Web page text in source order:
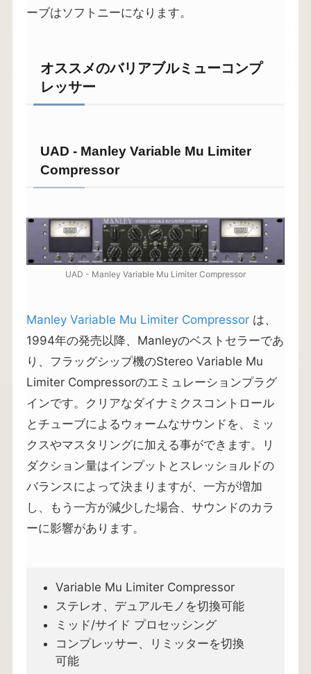
ーブはソフトニーになります。
オススメのバリアブルミューコンプ
レッサー
UAD - Manley Variable Mu Limiter
Compressor
UAD - Manley Variable Mu Limiter Compressor
Manley Variable Mu Limiter Compressorは、
1994年の発売以降、Manleyのベストセラーであ
り、フラッグシップ機のStereo Variable Mu
Limiter Compressorのエミュレーションプラグ
インです。クリアなダイナミクスコントロール
とチューブによるウォームなサウンドを、ミッ
クスやマスタリングに加える事ができます。リ
ダクション量はインプットとスレッショルドの
バランスによって決まりますが、一方が増加
し、もう一方が減少した場合、サウンドのカラ
ーに影響があります。
Variable Mu Limiter Compressor
ステレオ、デュアルモノを切換可能
ミッド/サイド プロセッシング
コンプレッサー、リミッターを切換
可能